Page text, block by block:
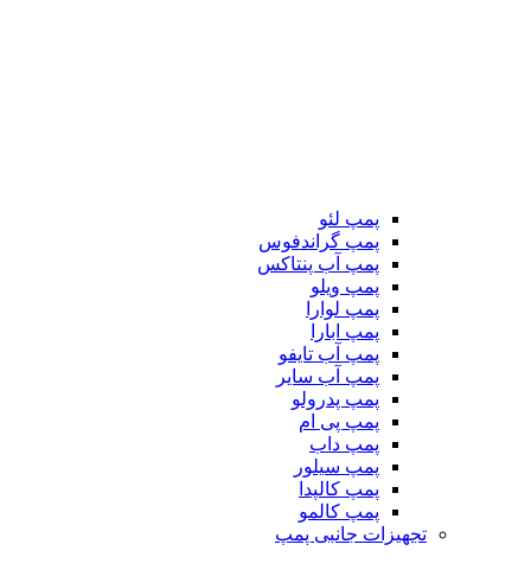
پمپ لئو
پمپ گراندفوس
پمپ آب پنتاکس
پمپ ویلو
پمپ لوارا
پمپ ابارا
پمپ آب تایفو
پمپ آب سایر
پمپ پدرولو
پمپ پی ام
پمپ داب
پمپ سیلور
پمپ کالپدا
پمپ کالمو
تجهیزات جانبی پمپ